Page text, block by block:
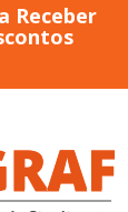
Receber